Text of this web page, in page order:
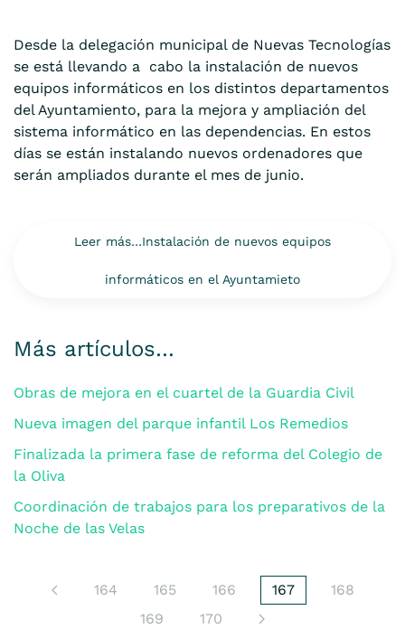
Desde la delegación municipal de Nuevas Tecnologías
se está llevando a cabo la instalación de nuevos
equipos informáticos en los distintos departamentos
del Ayuntamiento, para la mejora y ampliación del
sistema informático en las dependencias. En estos
días se están instalando nuevos ordenadores que
serán ampliados durante el mes de junio.
Leer más…Instalación de nuevos equipos
informáticos en el Ayuntamieto
Más artículos…
Obras de mejora en el cuartel de la Guardia Civil
Nueva imagen del parque infantil Los Remedios
Finalizada la primera fase de reforma del Colegio de
la Oliva
Coordinación de trabajos para los preparativos de la
Noche de las Velas
164 165 166 167
168
169
170